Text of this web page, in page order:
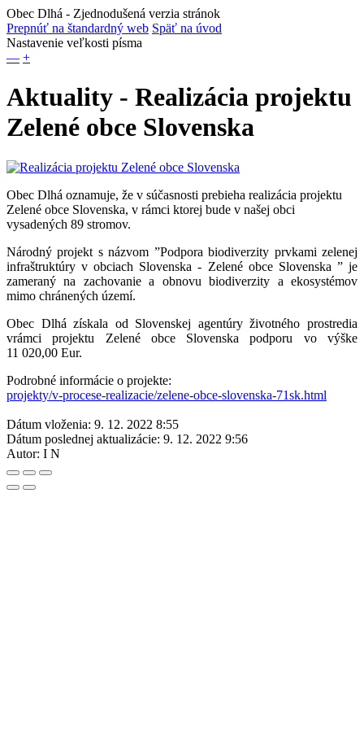
Obec Dlhá - Zjednodušená verzia stránok
Prepnúť na štandardný web Späť na úvod
Nastavenie veľkosti písma
— +
Aktuality - Realizácia projektu
Zelené obce Slovenska
Obec Dlhá oznamuje, že v súčasnosti prebieha realizácia projektu
Zelené obce Slovenska, v rámci ktorej bude v našej obci
vysadených 89 stromov.
Národný projekt s názvom ”Podpora biodiverzity prvkami zelenej
infraštruktúry v obciach Slovenska - Zelené obce Slovenska ” je
zameraný na zachovanie a obnovu biodiverzity a ekosystémov
mimo chránených území.
Obec Dlhá získala od Slovenskej agentúry životného prostredia
vrámci projektu Zelené obce Slovenska podporu vo výške
11 020,00 Eur.
Podrobné informácie o projekte:
projekty/v-procese-realizacie/zelene-obce-slovenska-71sk.html
Dátum vloženia: 9. 12. 2022 8:55
Dátum poslednej aktualizácie: 9. 12. 2022 9:56
Autor: I N